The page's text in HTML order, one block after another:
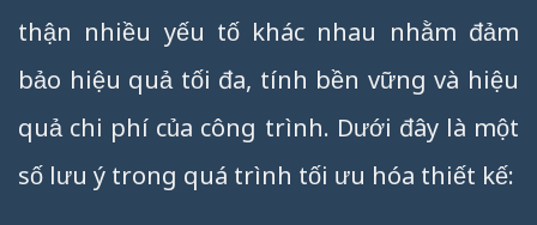
thận nhiều yếu tố khác nhau nhằm đảm
bảo hiệu quả tối đa, tính bền vững và hiệu
quả chi phí của công trình. Dưới đây là một
số lưu ý trong quá trình tối ưu hóa thiết kế: